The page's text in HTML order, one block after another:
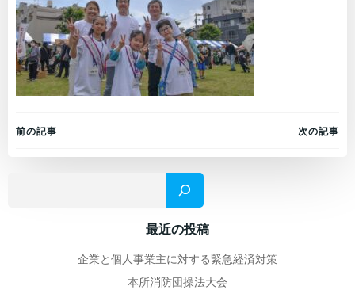
Post
navigation
前の記事
navigation
次の記事
最近の投稿
企業と個人事業主に対する緊急経済対策
本所消防団操法大会